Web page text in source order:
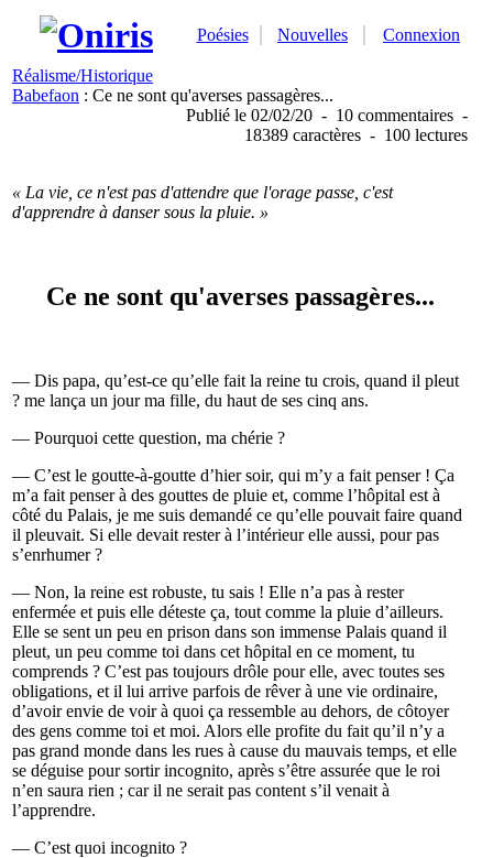
Poésies Nouvelles Connexion
Réalisme/Historique
Babefaon : Ce ne sont qu'averses passagères...
Publié le 02/02/20 - 10 commentaires -
18389 caractères - 100 lectures
« La vie, ce n'est pas d'attendre que l'orage passe, c'est
d'apprendre à danser sous la pluie. »
Ce ne sont qu'averses passagères...
— Dis papa, qu’est-ce qu’elle fait la reine tu crois, quand il pleut
? me lança un jour ma fille, du haut de ses cinq ans.
— Pourquoi cette question, ma chérie ?
— C’est le goutte-à-goutte d’hier soir, qui m’y a fait penser ! Ça
m’a fait penser à des gouttes de pluie et, comme l’hôpital est à
côté du Palais, je me suis demandé ce qu’elle pouvait faire quand
il pleuvait. Si elle devait rester à l’intérieur elle aussi, pour pas
s’enrhumer ?
— Non, la reine est robuste, tu sais ! Elle n’a pas à rester
enfermée et puis elle déteste ça, tout comme la pluie d’ailleurs.
Elle se sent un peu en prison dans son immense Palais quand il
pleut, un peu comme toi dans cet hôpital en ce moment, tu
comprends ? C’est pas toujours drôle pour elle, avec toutes ses
obligations, et il lui arrive parfois de rêver à une vie ordinaire,
d’avoir envie de voir à quoi ça ressemble au dehors, de côtoyer
des gens comme toi et moi. Alors elle profite du fait qu’il n’y a
pas grand monde dans les rues à cause du mauvais temps, et elle
se déguise pour sortir incognito, après s’être assurée que le roi
n’en saura rien ; car il ne serait pas content s’il venait à
l’apprendre.
— C’est quoi incognito ?